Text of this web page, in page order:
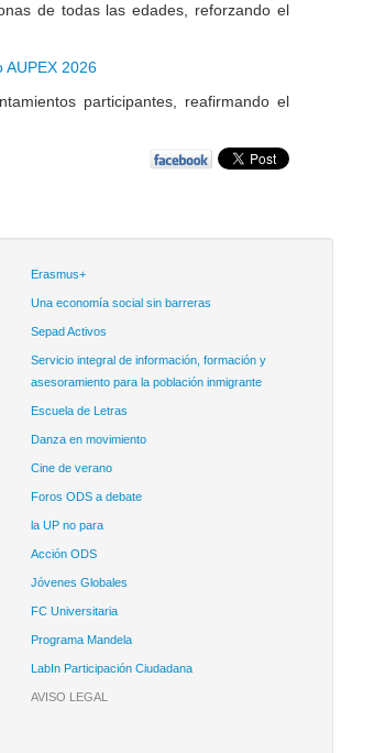
de todas las edades, reforzando el
AUPEX 2026
participantes, reafirmando el
Erasmus+
Una economía social sin barreras
Sepad Activos
Servicio integral de información, formación y
asesoramiento para la población inmigrante
Escuela de Letras
Danza en movimiento
Cine de verano
Foros ODS a debate
la UP no para
Acción ODS
Jóvenes Globales
FC Universitaria
Programa Mandela
LabIn Participación Ciudadana
AVISO LEGAL